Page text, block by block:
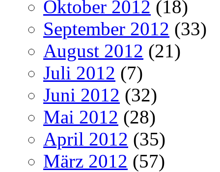
Oktober 2012 (18)
September 2012 (33)
August 2012 (21)
Juli 2012 (7)
Juni 2012 (32)
Mai 2012 (28)
April 2012 (35)
März 2012 (57)